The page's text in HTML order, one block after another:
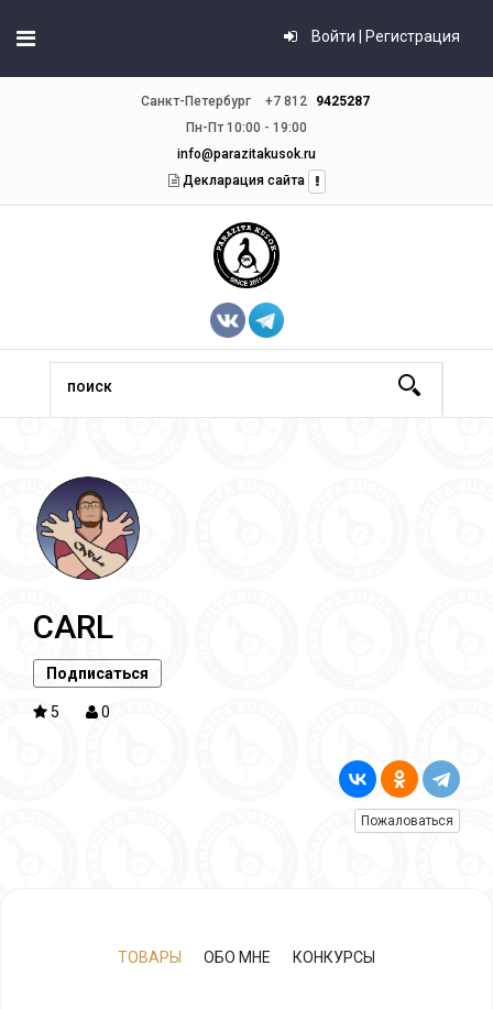
Войти | Регистрация
Санкт-Петербург +7 812
9425287
Пн-Пт 10:00 - 19:00
info@parazitakusok.ru
Декларация сайта
CARL
Подписаться
5 0
Пожаловаться
ТОВАРЫ ОБО МНЕ КОНКУРСЫ